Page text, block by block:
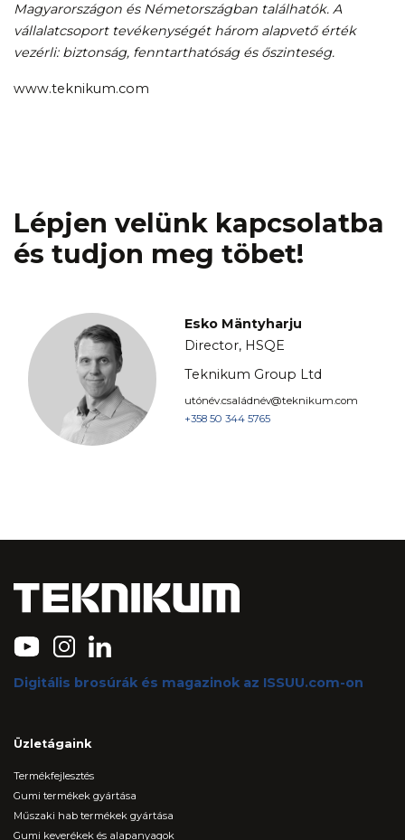
Magyarországon és Németországban találhatók. A
vállalatcsoport tevékenységét három alapvető érték
vezérli: biztonság, fenntarthatóság és őszinteség.
www.teknikum.com
Lépjen velünk kapcsolatba
és tudjon meg töbet!
Esko Mäntyharju
Director, HSQE
Teknikum Group Ltd
utónév.családnév@teknikum.com
+358 50 344 5765
Digitális brosúrák és magazinok az ISSUU.com-on
Üzletágaink
Termékfejlesztés
Gumi termékek gyártása
Műszaki hab termékek gyártása
Gumi keverékek és alapanyagok